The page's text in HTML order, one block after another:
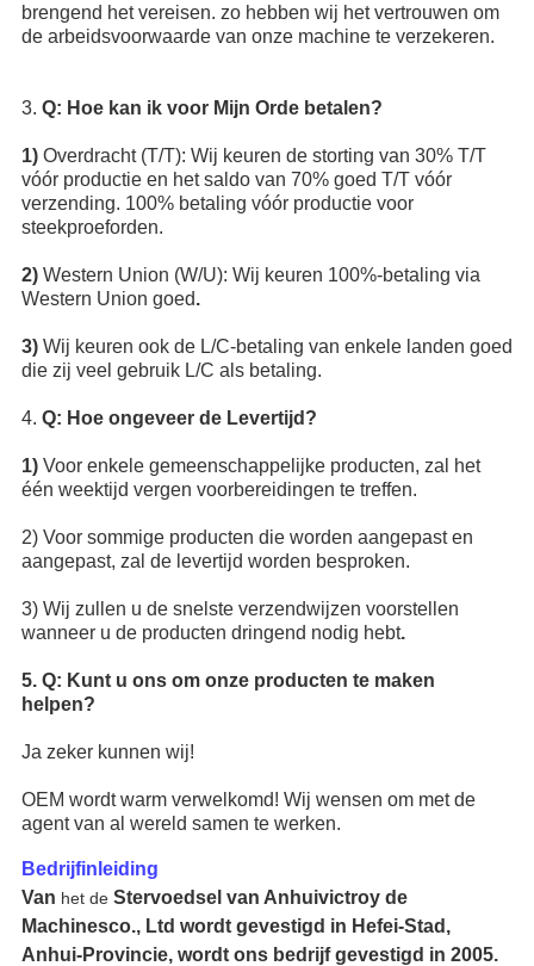
brengend het vereisen. zo hebben wij het vertrouwen om
de arbeidsvoorwaarde van onze machine te verzekeren.
3. Q: Hoe kan ik voor Mijn Orde betalen?
1) Overdracht (T/T): Wij keuren de storting van 30% T/T
vóór productie en het saldo van 70% goed T/T vóór
verzending. 100% betaling vóór productie voor
steekproeforden.
2) Western Union (W/U): Wij keuren 100%-betaling via
Western Union goed.
3) Wij keuren ook de L/C-betaling van enkele landen goed
die zij veel gebruik L/C als betaling.
4. Q: Hoe ongeveer de Levertijd?
1) Voor enkele gemeenschappelijke producten, zal het
één weektijd vergen voorbereidingen te treffen.
2) Voor sommige producten die worden aangepast en
aangepast, zal de levertijd worden besproken.
3) Wij zullen u de snelste verzendwijzen voorstellen
wanneer u de producten dringend nodig hebt.
5. Q: Kunt u ons om onze producten te maken
helpen?
Ja zeker kunnen wij!
OEM wordt warm verwelkomd! Wij wensen om met de
agent van al wereld samen te werken.
Bedrijfinleiding
Van het de Stervoedsel van Anhuivictroy de
Machinesco., Ltd wordt gevestigd in Hefei-Stad,
Anhui-Provincie, wordt ons bedrijf gevestigd in 2005.